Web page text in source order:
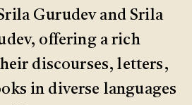
Gurudev and Srila
offering a rich
discourses, letters,
in diverse languages